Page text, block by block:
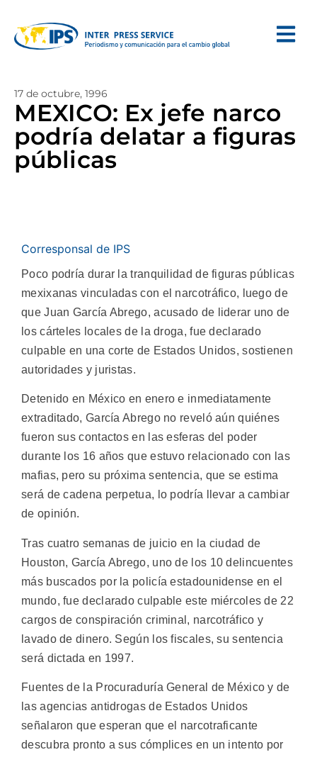
17 de octubre, 1996
MEXICO: Ex jefe narco
podría delatar a figuras
públicas
Corresponsal de IPS
Poco podría durar la tranquilidad de figuras públicas
mexixanas vinculadas con el narcotráfico, luego de
que Juan García Abrego, acusado de liderar uno de
los cárteles locales de la droga, fue declarado
culpable en una corte de Estados Unidos, sostienen
autoridades y juristas.
Detenido en México en enero e inmediatamente
extraditado, García Abrego no reveló aún quiénes
fueron sus contactos en las esferas del poder
durante los 16 años que estuvo relacionado con las
mafias, pero su próxima sentencia, que se estima
será de cadena perpetua, lo podría llevar a cambiar
de opinión.
Tras cuatro semanas de juicio en la ciudad de
Houston, García Abrego, uno de los 10 delincuentes
más buscados por la policía estadounidense en el
mundo, fue declarado culpable este miércoles de 22
cargos de conspiración criminal, narcotráfico y
lavado de dinero. Según los fiscales, su sentencia
será dictada en 1997.
Fuentes de la Procuraduría General de México y de
las agencias antidrogas de Estados Unidos
señalaron que esperan que el narcotraficante
descubra pronto a sus cómplices en un intento por